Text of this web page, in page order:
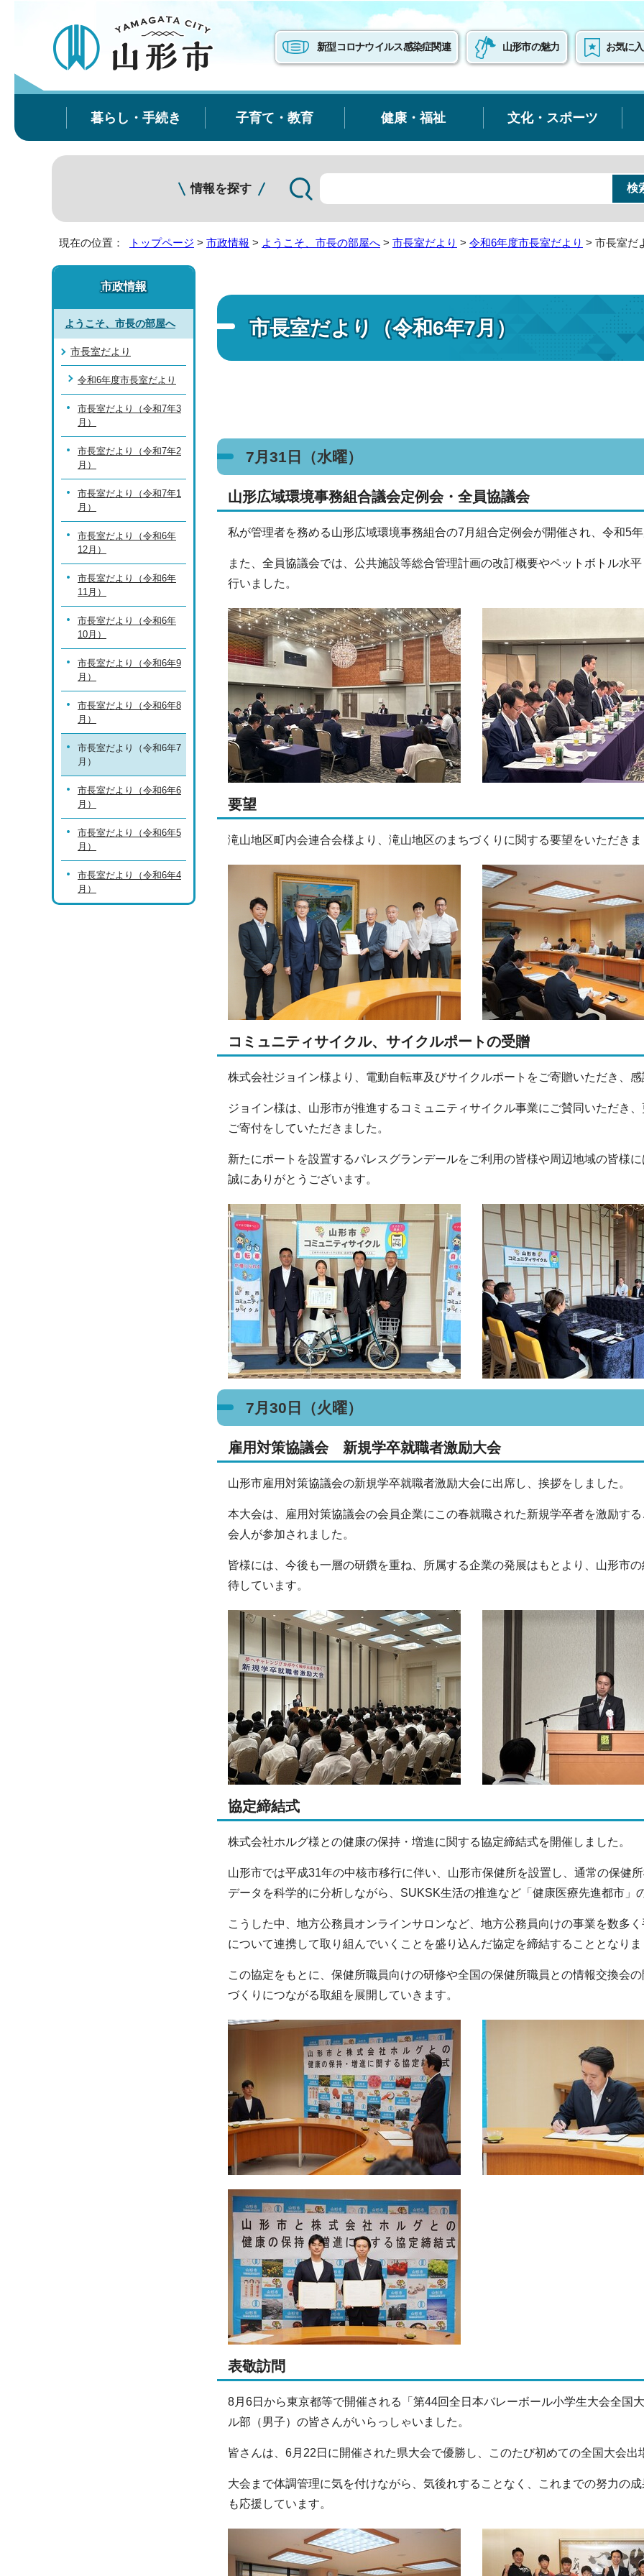
新型コロナウイルス感染症関連 山形市の魅力 お気に
暮らし・手続き 子育て・教育 健康・福祉 文化・スポーツ
情報を探す
現在の位置： トップページ > 市政情報 > ようこそ、市長の部屋へ > 市長室だより > 令和6年度市長室だより > 市長室だ
市長室だより（令和6年7月）
7月31日（水曜）
山形広域環境事務組合議会定例会・全員協議会
私が管理者を務める山形広域環境事務組合の7月組合定例会が開催され、令和5
また、全員協議会では、公共施設等総合管理計画の改訂概要やペットボトル水
行いました。
要望
滝山地区町内会連合会様より、滝山地区のまちづくりに関する要望をいただき
コミュニティサイクル、サイクルポートの受贈
株式会社ジョイン様より、電動自転車及びサイクルポートをご寄贈いただき、
ジョイン様は、山形市が推進するコミュニティサイクル事業にご賛同いただき
ご寄付をしていただきました。
新たにポートを設置するパレスグランデールをご利用の皆様や周辺地域の皆様
誠にありがとうございます。
7月30日（火曜）
雇用対策協議会 新規学卒就職者激励大会
山形市雇用対策協議会の新規学卒就職者激励大会に出席し、挨拶をしました。
本大会は、雇用対策協議会の会員企業にこの春就職された新規学卒者を激励す
会人が参加されました。
皆様には、今後も一層の研鑽を重ね、所属する企業の発展はもとより、山形市
待しています。
協定締結式
株式会社ホルグ様との健康の保持・増進に関する協定締結式を開催しました。
山形市では平成31年の中核市移行に伴い、山形市保健所を設置し、通常の保健
データを科学的に分析しながら、SUKSK生活の推進など「健康医療先進都市」
こうした中、地方公務員オンラインサロンなど、地方公務員向けの事業を数多
について連携して取り組んでいくことを盛り込んだ協定を締結することとなり
この協定をもとに、保健所職員向けの研修や全国の保健所職員との情報交換会
づくりにつながる取組を展開していきます。
表敬訪問
8月6日から東京都等で開催される「第44回全日本バレーボール小学生大会全国
ル部（男子）の皆さんがいらっしゃいました。
皆さんは、6月22日に開催された県大会で優勝し、このたび初めての全国大会出
大会まで体調管理に気を付けながら、気後れすることなく、これまでの努力の
も応援しています。
市政情報
ようこそ、市長の部屋へ
市長室だより
令和6年度市長室だより
市長室だより（令和7年3
月）
市長室だより（令和7年2
月）
市長室だより（令和7年1
月）
市長室だより（令和6年
12月）
市長室だより（令和6年
11月）
市長室だより（令和6年
10月）
市長室だより（令和6年9
月）
市長室だより（令和6年8
月）
市長室だより（令和6年7
月）
市長室だより（令和6年6
月）
市長室だより（令和6年5
月）
市長室だより（令和6年4
月）